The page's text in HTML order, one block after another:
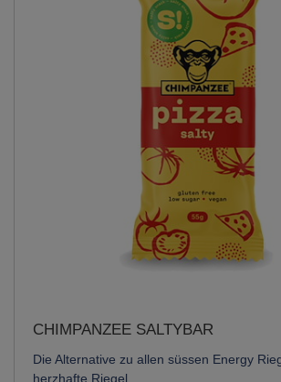
CHIMPANZEE SALTYBAR
Die Alternative zu allen süssen Energy
herzhafte Riegel.